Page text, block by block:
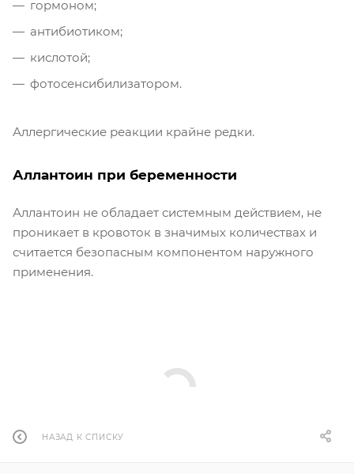
гормоном;
антибиотиком;
кислотой;
фотосенсибилизатором.
Аллергические реакции крайне редки.
Аллантоин при беременности
Аллантоин не обладает системным действием, не
проникает в кровоток в значимых количествах и
считается безопасным компонентом наружного
применения.
НАЗАД К СПИСКУ